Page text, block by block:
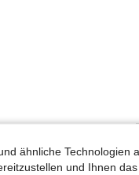
ähnliche Technologien
und Ihnen